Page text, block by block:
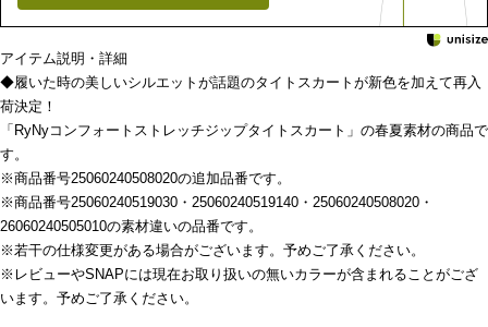
アイテム説明・詳細
◆履いた時の美しいシルエットが話題のタイトスカートが新色を加えて再入
荷決定！
「RyNyコンフォートストレッチジップタイトスカート」の春夏素材の商品で
す。
※商品番号25060240508020の追加品番です。
※商品番号25060240519030・25060240519140・25060240508020・
26060240505010の素材違いの品番です。
※若干の仕様変更がある場合がございます。予めご了承ください。
※レビューやSNAPには現在お取り扱いの無いカラーが含まれることがござ
います。予めご了承ください。